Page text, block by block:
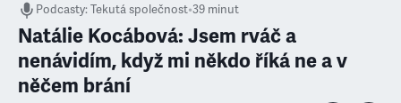
Podcasty:Tekutá společnost•39 minut
Natálie Kocábová: Jsem rváč a
nenávidím, když mi někdo říká ne a v
něčem brání